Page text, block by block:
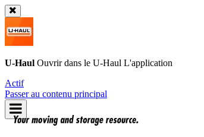
U-Haul Ouvrir dans le U-Haul L'application
Actif
Passer au contenu principal